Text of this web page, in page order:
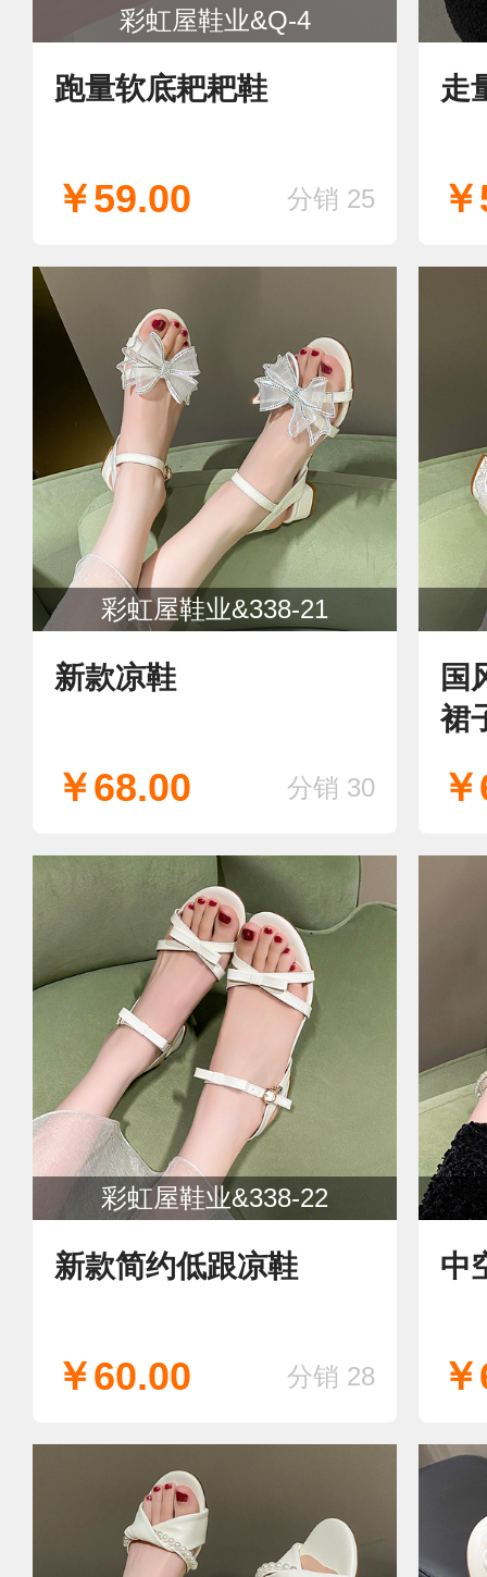
彩虹屋鞋业&Q-4
跑量软底耙耙鞋
￥59.00 分销 25
走
彩虹屋鞋业&338-21
新款凉鞋
￥68.00 分销 30
国
裙
彩虹屋鞋业&338-22
新款简约低跟凉鞋
￥60.00 分销 28
中